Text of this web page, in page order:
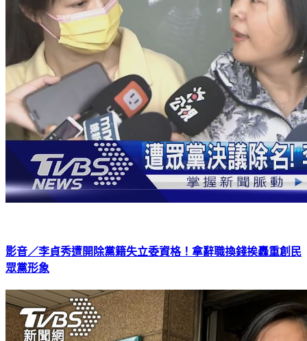
影音／李貞秀遭開除黨籍失立委資格！拿辭職換錢挨轟重創民
眾黨形象